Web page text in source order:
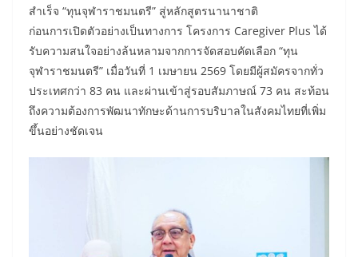
สำเร็จ “ทุนจุฬาราชมนตรี” สู่หลักสูตรนานาชาติ
ก่อนการเปิดตัวอย่างเป็นทางการ โครงการ Caregiver Plus ได้
รับความสนใจอย่างล้นหลามจากการจัดสอบคัดเลือก “ทุน
จุฬาราชมนตรี” เมื่อวันที่ 1 เมษายน 2569 โดยมีผู้สมัครจากทั่ว
ประเทศกว่า 83 คน และผ่านเข้าสู่รอบสัมภาษณ์ 73 คน สะท้อน
ถึงความต้องการพัฒนาทักษะด้านการบริบาลในสังคมไทยที่เพิ่ม
ขึ้นอย่างชัดเจน